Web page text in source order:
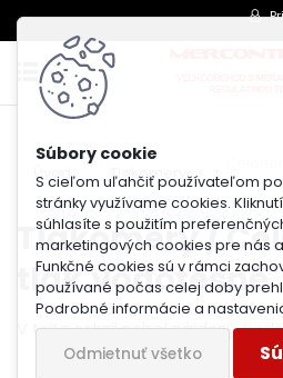
S cieľom uľahčiť používateľom
stránky využívame cookies.
súhlasíte s použitím
marketingových cookies pre nás
Funkčné cookies sú v rámci
používané počas celej doby
Podrobné informácie a
Odmietnuť všetko
Úvod Tlakomery
Tlakomery /
tlak.vodotesné
V tejto sekcii nebol nájdený